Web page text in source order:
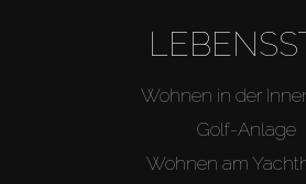
Wohnen in der
Golf-Anlage
Wohnen am